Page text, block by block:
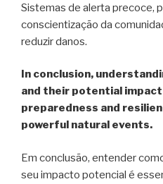
Sistemas de alerta precoce,
conscientização da
reduzir danos.
In conclusion,
and their potential
preparedness and
powerful natural events.
Em conclusão, entender
seu impacto potencial é